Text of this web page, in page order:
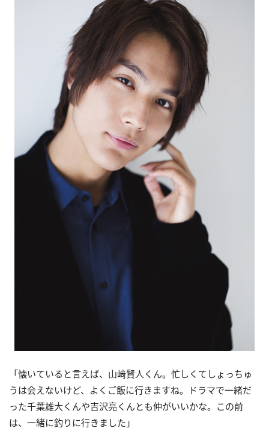
「懐いていると言えば、山﨑賢人くん。忙しくてしょっちゅ
うは会えないけど、よくご飯に行きますね。ドラマで一緒だ
った千葉雄大くんや吉沢亮くんとも仲がいいかな。この前
は、一緒に釣りに行きました」